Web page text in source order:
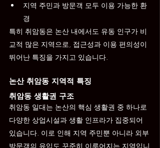
지역 주민과 방문객 모두 이용 가능한 환
경
특히 취암동은 논산 내에서도 유동 인구가 비
교적 많은 지역으로, 접근성과 이용 편의성이
뛰어난 특징을 가지고 있습니다.
논산 취암동 지역적 특징
취암동 생활권 구조
취암동 일대는 논산의 핵심 생활권 중 하나로
다양한 상업시설과 생활 인프라가 집중되어
있습니다. 이로 인해 지역 주민뿐 아니라 외부
방문객의 유입도 꾸준히 이루어지는 지역입니